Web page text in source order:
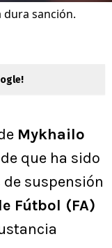
sanción.
Mykhailo
que ha sido
suspensión
Fútbol (FA)